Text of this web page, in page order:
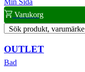
Min Sida
Varukorg
Sök produkt, varumärke
OUTLET
Bad